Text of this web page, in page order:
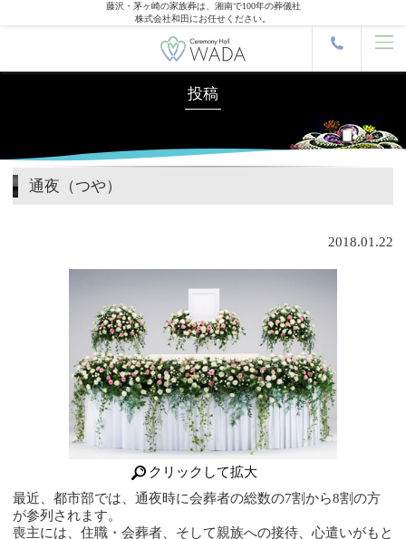
藤沢・茅ヶ崎の家族葬は、湘南で100年の葬儀社
株式会社和田にお任せください。
投稿
通夜（つや）
2018.01.22
クリックして拡大
最近、都市部では、通夜時に会葬者の総数の7割から8割の方
が参列されます。
喪主には、住職・会葬者、そして親族への接待、心遣いがもと